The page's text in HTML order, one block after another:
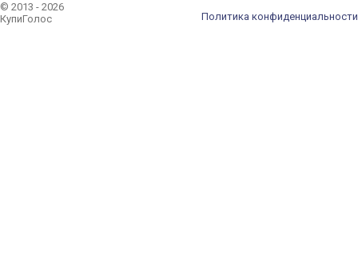
© 2013 - 2026
КупиГолос
Политика конфиденциальности